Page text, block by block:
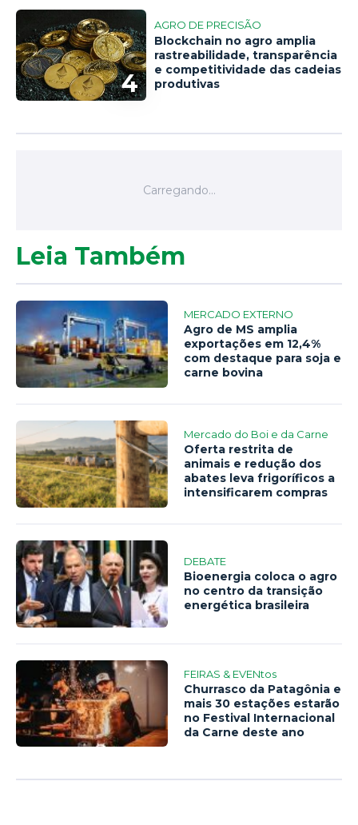
4
AGRO DE PRECISÃO
Blockchain no agro amplia
rastreabilidade, transparência
e competitividade das cadeias
produtivas
Leia Também
MERCADO EXTERNO
Agro de MS amplia
exportações em 12,4%
com destaque para soja e
carne bovina
Mercado do Boi e da Carne
Oferta restrita de
animais e redução dos
abates leva frigoríficos a
intensificarem compras
DEBATE
Bioenergia coloca o agro
no centro da transição
energética brasileira
FEIRAS & EVENtos
Churrasco da Patagônia e
mais 30 estações estarão
no Festival Internacional
da Carne deste ano